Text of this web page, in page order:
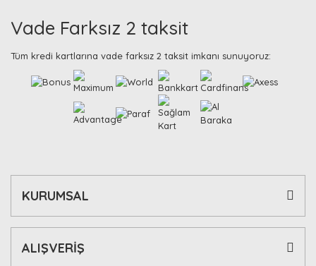
Vade Farksız 2 taksit
Tüm kredi kartlarına vade farksız 2 taksit imkanı sunuyoruz:
KURUMSAL
ALIŞVERİŞ